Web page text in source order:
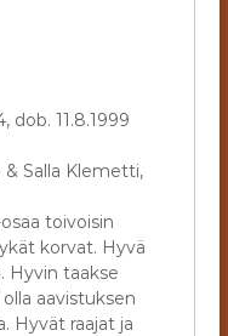
dob. 11.8.1999
& Salla Klemetti,
toivoisin
korvat. Hyvä
Hyvin taakse
aavistuksen
Hyvät raajat ja